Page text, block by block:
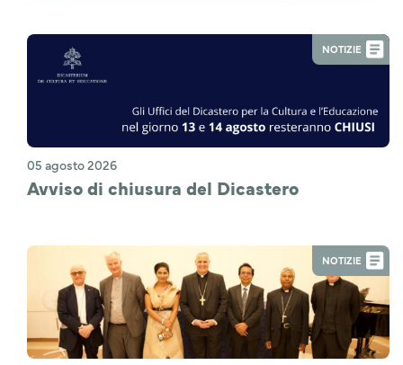
NOTIZIE
05 agosto 2026
Avviso di chiusura del Dicastero
NOTIZIE